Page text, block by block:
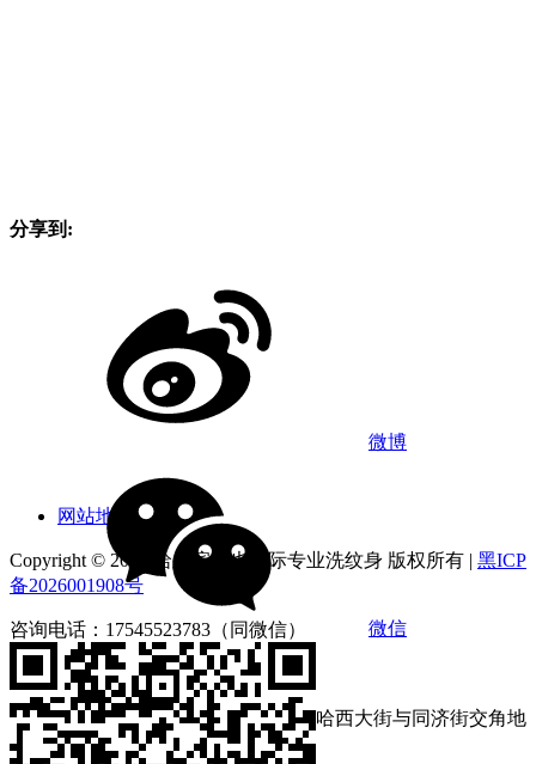
网站地图
Copyright © 2026 哈尔滨俪也国际专业洗纹身 版权所有 | 黑ICP
备2026001908号
咨询电话：17545523783（同微信）
营业时间：9:00-18:00
店铺地址：黑龙江省哈尔滨市南岗区哈西大街与同济街交角地
段第loft4栋1212号
分享到:
微博
微信